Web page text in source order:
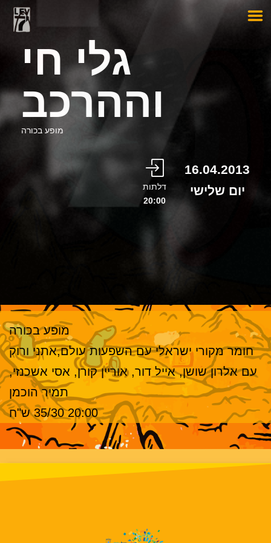
גלי חי
וההרכב
מופע בכורה
16.04.2013
יום שלישי
דלתות
20:00
מופע בכורה
חומר מקורי ישראלי עם השפעות עולם,אתני ורוק
עם אלרון שושן, אייל דור, אוריין קורן, אסי אשכנזי,
תמיר הוכמן
20:00 35/30 ש"ח